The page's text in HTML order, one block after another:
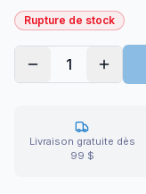
Rupture de stock
1
Livraison gratuite dès
99 $